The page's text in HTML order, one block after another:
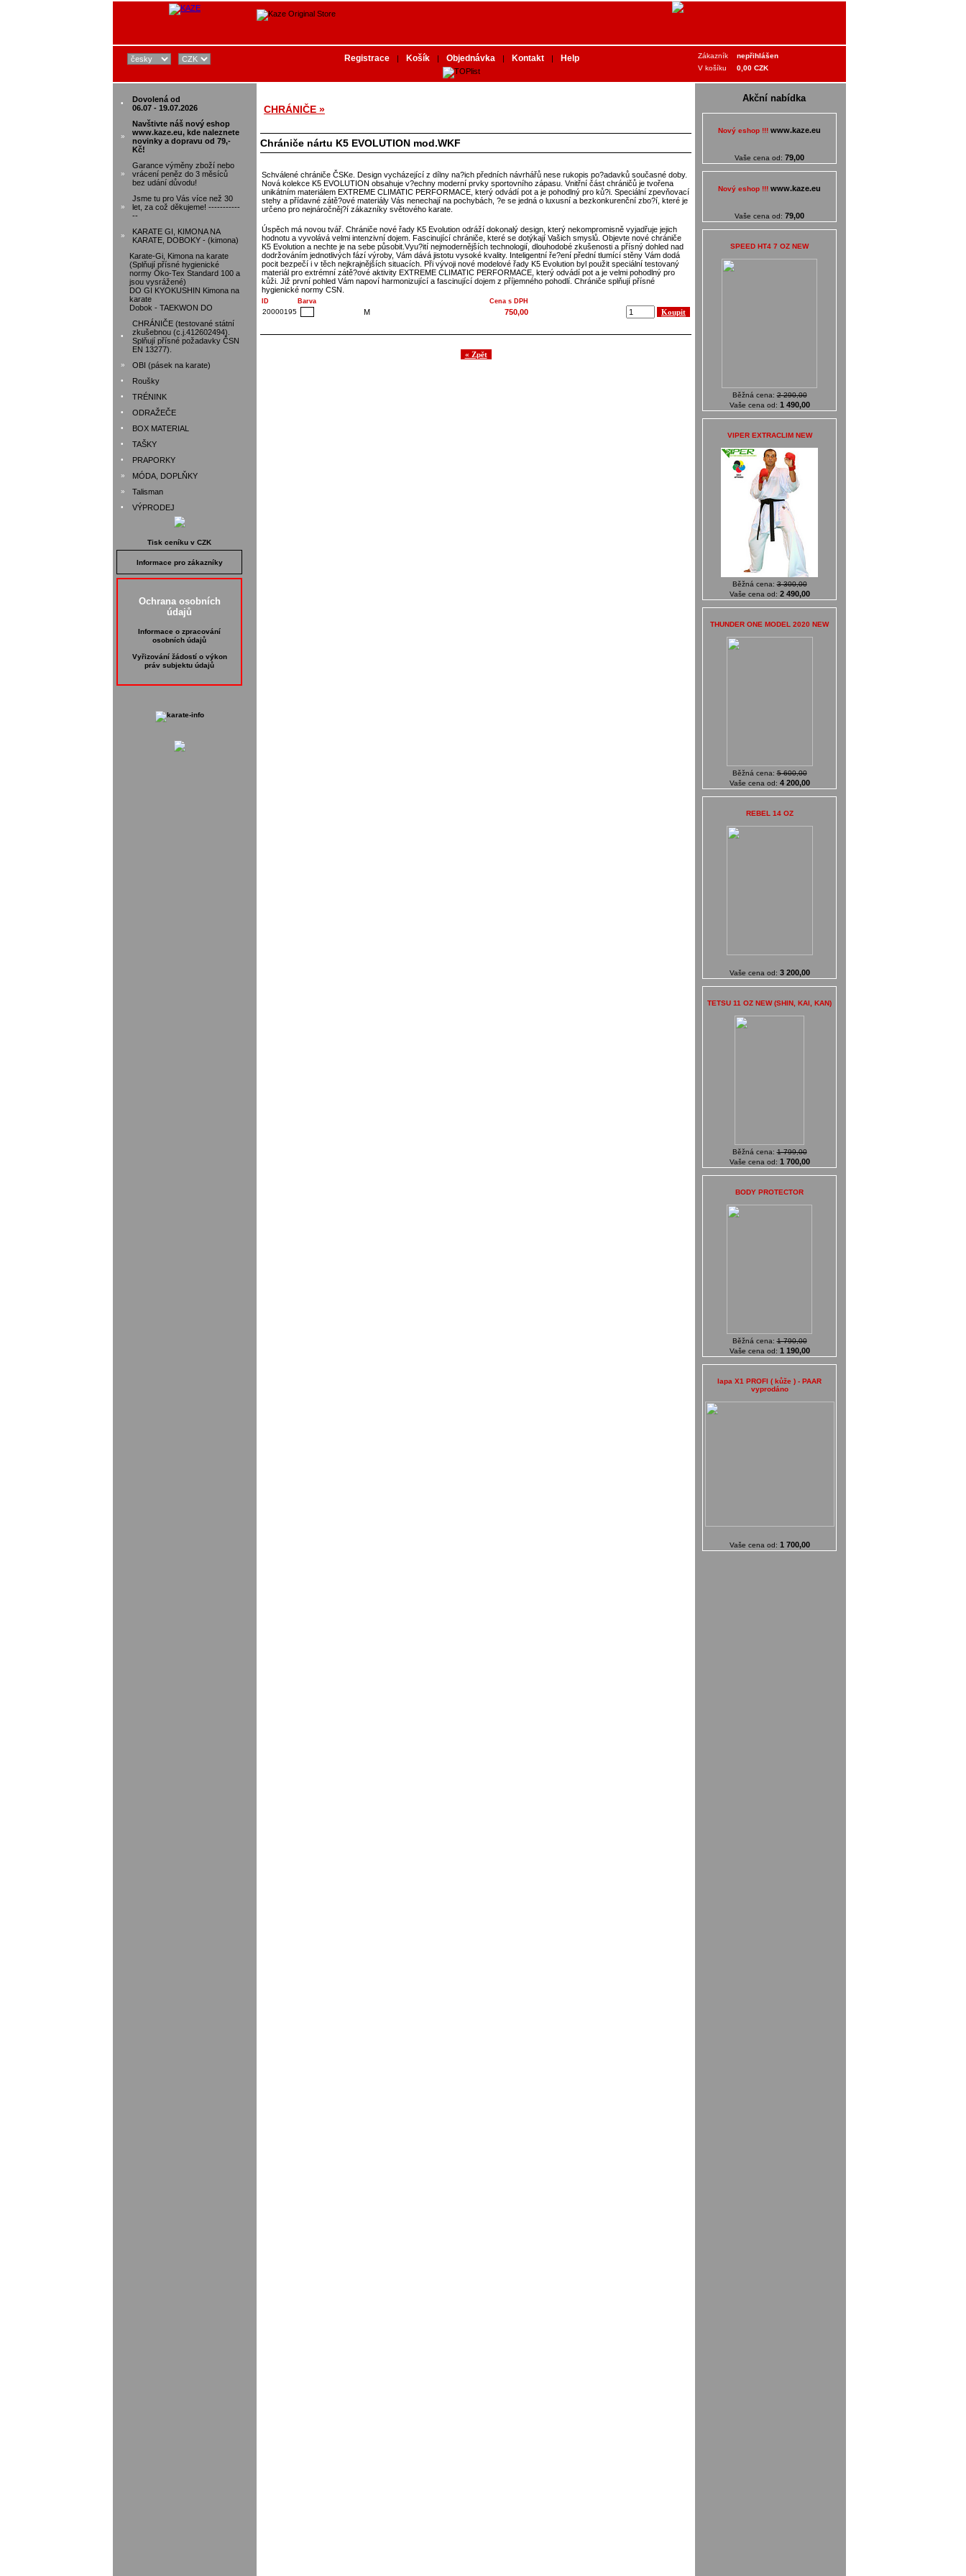
•
Dovolená od
06.07 - 19.07.2026
»
Navštivte náš nový eshop
www.kaze.eu, kde naleznete
novinky a dopravu od 79,-
Kč!
»
Garance výměny zboží nebo
vrácení peněz do 3 měsíců
bez udání důvodu!
»
Jsme tu pro Vás více než 30
let, za což děkujeme! -----------
--
»
KARATE GI, KIMONA NA
KARATE, DOBOKY - (kimona)
Karate-Gi, Kimona na karate
(Splňují přísné hygienické
normy Öko-Tex Standard 100 a
jsou vysrážené)
DO GI KYOKUSHIN Kimona na
karate
Dobok - TAEKWON DO
•
CHRÁNIČE (testované státní
zkušebnou (c.j.412602494).
Splňují přísné požadavky ČSN
EN 13277).
» OBI (pásek na karate)
• Roušky
• TRÉNINK
• ODRAŽEČE
• BOX MATERIAL
• TAŠKY
• PRAPORKY
» MÓDA, DOPLŇKY
» Talisman
• VÝPRODEJ
Tisk ceníku v CZK
Informace pro zákazníky
Ochrana osobních
údajů
Informace o zpracování
osobních údajů
Vyřizování žádostí o výkon
práv subjektu údajů
Registrace | Košík | Objednávka | Kontakt | Help Zákazník
nepřihlášen
V košíku
0,00 CZK
CHRÁNIČE »
Chrániče nártu K5 EVOLUTION mod.WKF
Schválené chrániče ČSKe. Design vycházející z dílny na?ich předních návrhářů nese rukopis po?adavků současné doby.
Nová kolekce K5 EVOLUTION obsahuje v?echny moderní prvky sportovního zápasu. Vnitřní část chráničů je tvořena
unikátním materiálem EXTREME CLIMATIC PERFORMACE, který odvádí pot a je pohodlný pro ků?i. Speciální zpevňovací
stehy a přídavné zátě?ové materiály Vás nenechají na pochybách, ?e se jedná o luxusní a bezkonkurenční zbo?í, které je
určeno pro nejnáročněj?í zákazníky světového karate.
Úspěch má novou tvář. Chrániče nové řady K5 Evolution odráží dokonalý design, který nekompromisně vyjadřuje jejich
hodnotu a vyvolává velmi intenzivní dojem. Fascinující chrániče, které se dotýkají Vašich smyslů. Objevte nové chrániče
K5 Evolution a nechte je na sebe působit.Vyu?ití nejmodernějších technologií, dlouhodobé zkušenosti a přísný dohled nad
dodržováním jednotlivých fází výroby, Vám dává jistotu vysoké kvality. Inteligentní ře?ení přední tlumící stěny Vám dodá
pocit bezpečí i v těch nejkrajnějších situacích. Při vývoji nové modelové řady K5 Evolution byl použit speciální testovaný
materiál pro extrémní zátě?ové aktivity EXTREME CLIMATIC PERFORMACE, který odvádí pot a je velmi pohodlný pro
kůži. Již první pohled Vám napoví harmonizující a fascinující dojem z příjemného pohodlí. Chrániče splňují přísné
hygienické normy CSN.
ID Barva Cena s DPH
20000195 M 750,00
Akční nabídka
Nový eshop !!! www.kaze.eu
Vaše cena od: 79,00
Nový eshop !!! www.kaze.eu
Vaše cena od: 79,00
SPEED HT4 7 OZ NEW
Běžná cena:2 290,00
Vaše cena od: 1 490,00
VIPER EXTRACLIM NEW
Běžná cena:3 300,00
Vaše cena od: 2 490,00
THUNDER ONE MODEL 2020 NEW
Běžná cena:5 600,00
Vaše cena od: 4 200,00
REBEL 14 OZ
Vaše cena od: 3 200,00
TETSU 11 OZ NEW (SHIN, KAI, KAN)
Běžná cena:1 799,00
Vaše cena od: 1 700,00
BODY PROTECTOR
Běžná cena:1 790,00
Vaše cena od: 1 190,00
lapa X1 PROFI ( kůže ) - PAAR
vyprodáno
Vaše cena od: 1 700,00